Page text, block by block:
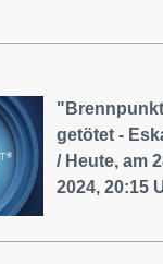
getötet -
/ Heute, am
2024, 20:15